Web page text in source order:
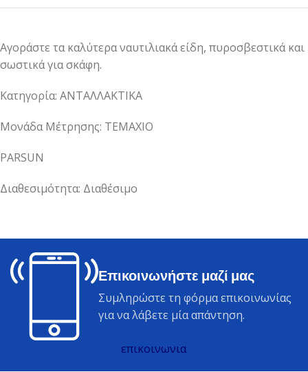
Αγοράστε τα καλύτερα ναυτιλιακά είδη, πυροσβεστικά και
σωστικά για σκάφη.
Κατηγορία: ΑΝΤΑΛΛΑΚΤΙΚΑ
Μονάδα Μέτρησης: ΤΕΜΑΧΙΟ
PARSUN
Διαθεσιμότητα: Διαθέσιμο
Επικοινωνήστε μαζί μας
Συμληρώστε τη φόρμα επικοινωνίας
για να λάβετε μία απάντηση.
επικοινωνια